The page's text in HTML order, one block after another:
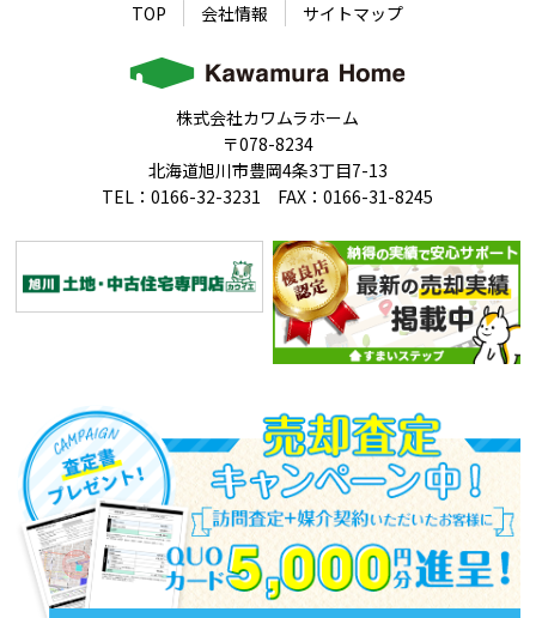
TOP 会社情報 サイトマップ
株式会社カワムラホーム
〒078-8234
北海道旭川市豊岡4条3丁目7-13
TEL：0166-32-3231 FAX：0166-31-8245